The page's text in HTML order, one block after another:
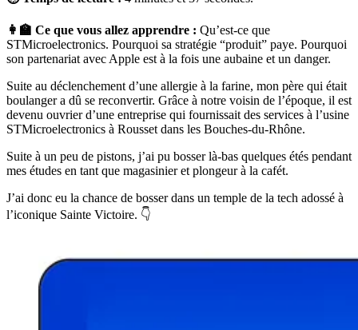
👩‍🏫 Ce que vous allez apprendre : Qu’est-ce que
STMicroelectronics. Pourquoi sa stratégie “produit” paye. Pourquoi
son partenariat avec Apple est à la fois une aubaine et un danger.
Suite au déclenchement d’une allergie à la farine, mon père qui était
boulanger a dû se reconvertir. Grâce à notre voisin de l’époque, il est
devenu ouvrier d’une entreprise qui fournissait des services à l’usine
STMicroelectronics à Rousset dans les Bouches-du-Rhône.
Suite à un peu de pistons, j’ai pu bosser là-bas quelques étés pendant
mes études en tant que magasinier et plongeur à la cafét.
J’ai donc eu la chance de bosser dans un temple de la tech adossé à
l’iconique Sainte Victoire. 👇